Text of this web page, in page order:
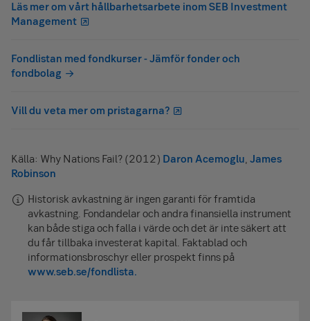
Läs mer om vårt hållbarhetsarbete inom SEB Investment
Management
Fondlistan med fondkurser - Jämför fonder och
fondbolag
Vill du veta mer om pristagarna?
Källa: Why Nations Fail? (2012) Daron Acemoglu, James
Robinson
Historisk avkastning är ingen garanti för framtida
avkastning. Fondandelar och andra finansiella instrument
kan både stiga och falla i värde och det är inte säkert att
du får tillbaka investerat kapital. Faktablad och
informationsbroschyr eller prospekt finns på
www.seb.se/fondlista.